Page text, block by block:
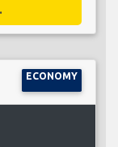
ECONOMY